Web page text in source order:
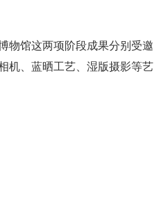
物馆这两项阶段成果分别受邀
机、蓝晒工艺、湿版摄影等艺